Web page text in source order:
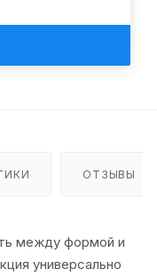
ОТЗЫВЫ
между формой и
универсально